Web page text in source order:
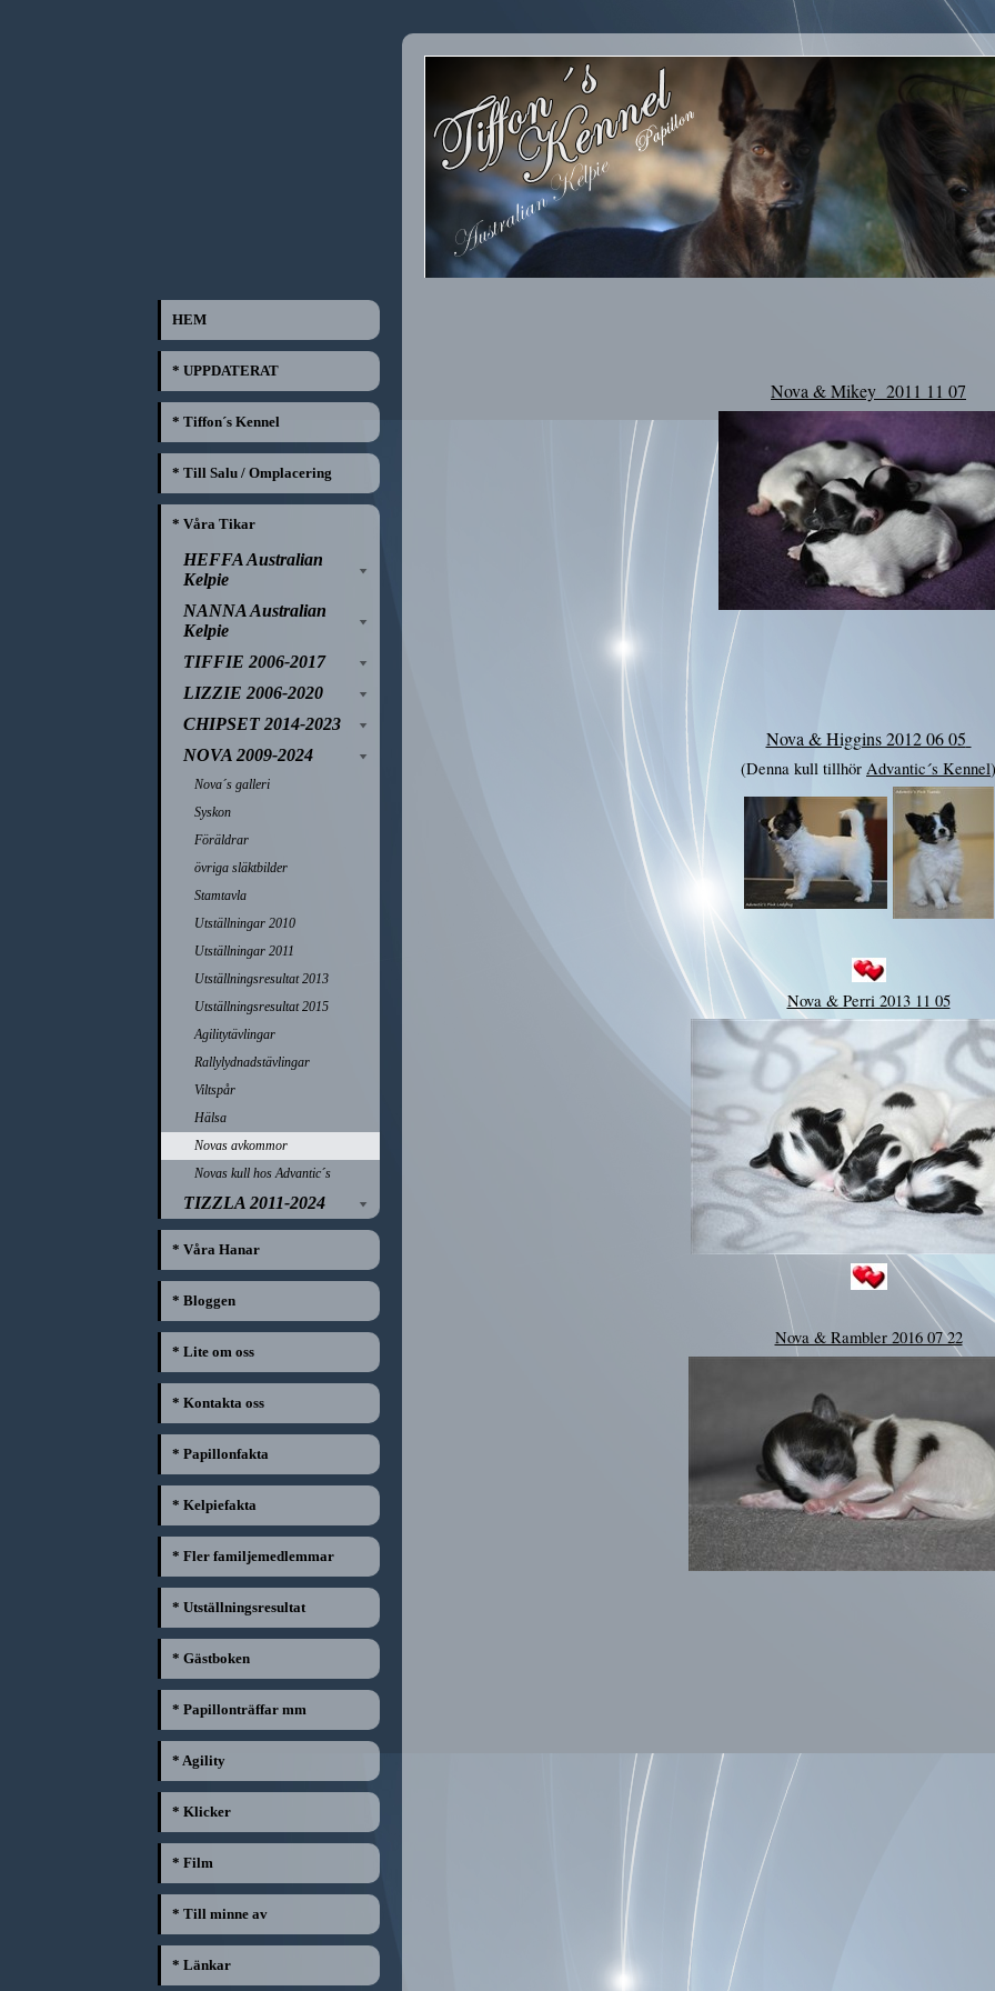
HEM
* UPPDATERAT
* Tiffon´s Kennel
* Till Salu / Omplacering
* Våra Tikar
HEFFA Australian
Kelpie
NANNA Australian
Kelpie
TIFFIE 2006-2017
LIZZIE 2006-2020
CHIPSET 2014-2023
NOVA 2009-2024
Nova´s galleri
Syskon
Föräldrar
övriga släktbilder
Stamtavla
Utställningar 2010
Utställningar 2011
Utställningsresultat 2013
Utställningsresultat 2015
Agilitytävlingar
Rallylydnadstävlingar
Viltspår
Hälsa
Novas avkommor
Novas kull hos Advantic´s
TIZZLA 2011-2024
* Våra Hanar
* Bloggen
* Lite om oss
* Kontakta oss
* Papillonfakta
* Kelpiefakta
* Fler familjemedlemmar
* Utställningsresultat
* Gästboken
* Papillonträffar mm
* Agility
* Klicker
* Film
* Till minne av
* Länkar
Nova & Mikey 2011 11 07
Nova & Higgins 2012 06 05
(Denna kull tillhör Advantic´s Kennel)
Nova & Perri 2013 11 05
Nova & Rambler 2016 07 22